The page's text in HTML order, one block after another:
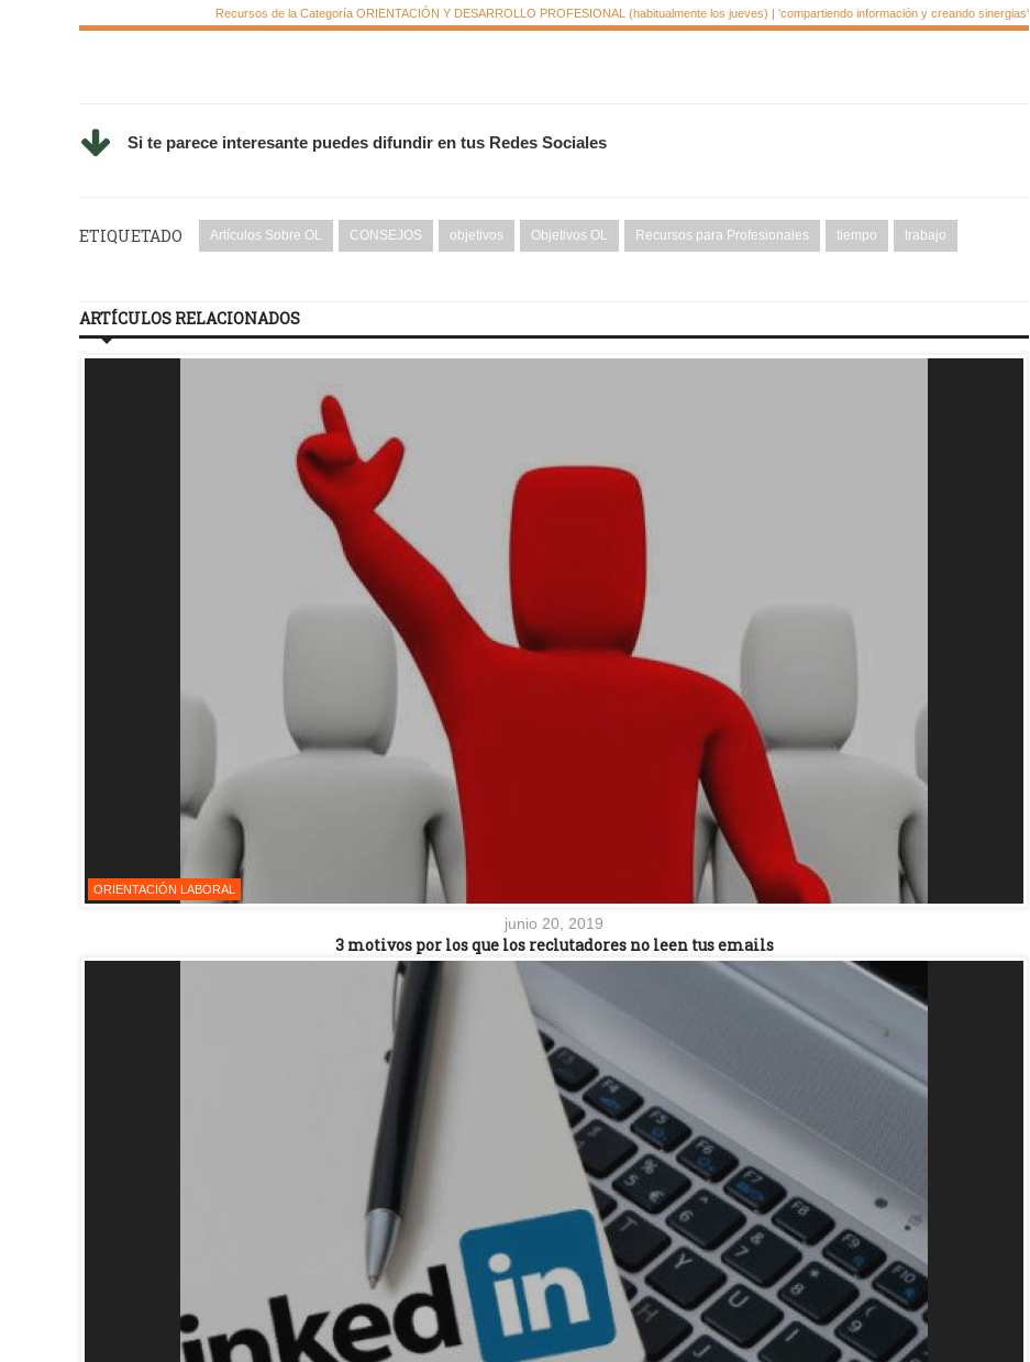
Recursos de la Categoría ORIENTACIÓN Y DESARROLLO PROFESIONAL (habitualmente los jueves) | 'compartiendo información y creando sinergias'
Si te parece interesante puedes difundir en tus Redes Sociales
ETIQUETADO Artículos Sobre OL CONSEJOS objetivos Objetivos OL Recursos para Profesionales tiempo trabajo
ARTÍCULOS RELACIONADOS
ORIENTACIÓN LABORAL
junio 20, 2019
3 motivos por los que los reclutadores no leen tus emails